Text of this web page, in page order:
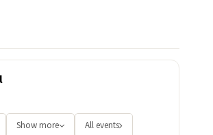
Show more All events